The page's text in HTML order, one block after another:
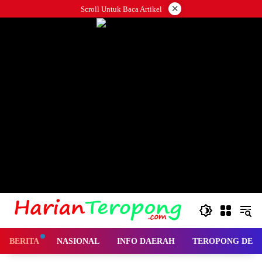
ke
Scroll Untuk Baca Artikel ×
BERITA NASIONAL INFO DAERAH TEROPONG